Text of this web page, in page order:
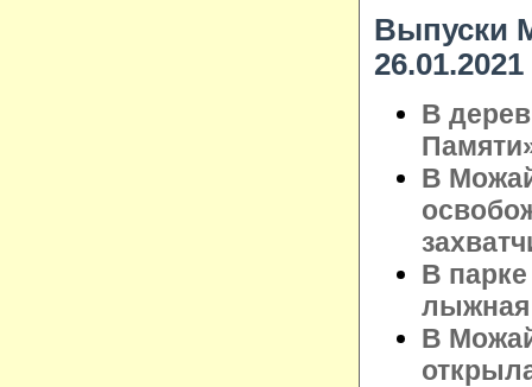
Выпуски
26.01.2021
В
В
В
лыжная
В